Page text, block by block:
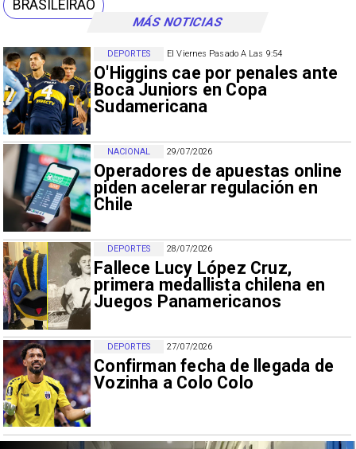
MÁS NOTICIAS
El Viernes Pasado A Las 9:54
O'Higgins cae por penales ante
Boca Juniors en Copa
Sudamericana
DEPORTES
29/07/2026
Operadores de apuestas online
piden acelerar regulación en
Chile
NACIONAL
28/07/2026
Fallece Lucy López Cruz,
primera medallista chilena en
Juegos Panamericanos
DEPORTES
27/07/2026
Confirman fecha de llegada de
Vozinha a Colo Colo
DEPORTES
BRASILEIRAO